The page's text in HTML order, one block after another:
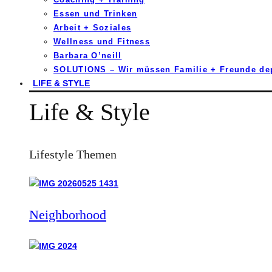
Essen und Trinken
Arbeit + Soziales
Wellness und Fitness
Barbara O’neill
SOLUTIONS – Wir müssen Familie + Freunde
LIFE & STYLE
Life & Style
Lifestyle Themen
Neighborhood